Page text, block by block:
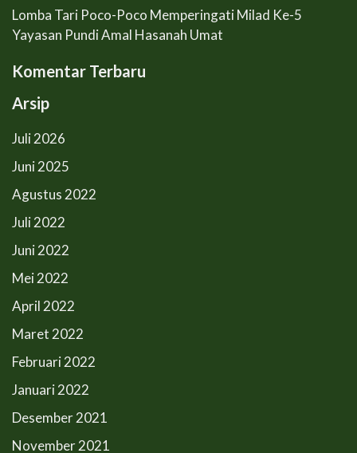
Lomba Tari Poco-Poco Memperingati Milad Ke-5
Yayasan Pundi Amal Hasanah Umat
Komentar Terbaru
Arsip
Juli 2026
Juni 2025
Agustus 2022
Juli 2022
Juni 2022
Mei 2022
April 2022
Maret 2022
Februari 2022
Januari 2022
Desember 2021
November 2021